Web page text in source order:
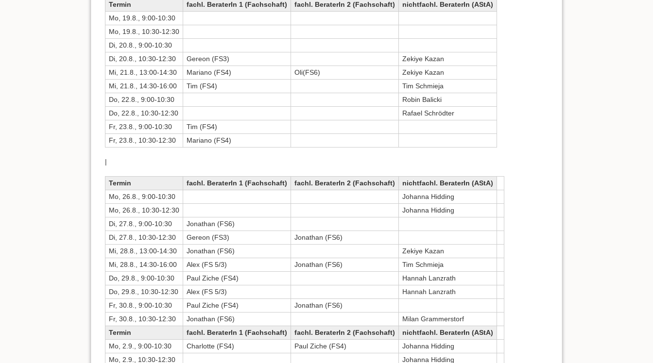
Termin
fachl. BeraterIn 1 (Fachschaft) fachl. BeraterIn 2 (Fachschaft)
nichtfachl. BeraterIn (AStA)
Mo, 19.8., 9:00-10:30
Mo, 19.8., 10:30-12:30
Di, 20.8., 9:00-10:30
Di, 20.8., 10:30-12:30
Gereon (FS3)
Zekiye Kazan
Mi, 21.8., 13:00-14:30
Mariano (FS4) Oli(FS6)
Zekiye Kazan
Mi, 21.8., 14:30-16:00
Tim (FS4)
Tim Schmieja
Do, 22.8., 9:00-10:30
Robin Balicki
Do, 22.8., 10:30-12:30
Rafael Schrödter
Fr, 23.8., 9:00-10:30
Tim (FS4)
Fr, 23.8., 10:30-12:30
Mariano (FS4)
|
Termin fachl. BeraterIn 1 (Fachschaft) fachl. BeraterIn 2 (Fachschaft)
nichtfachl. BeraterIn (AStA)
Mo, 26.8., 9:00-10:30
Johanna Hidding
Mo, 26.8., 10:30-12:30
Johanna Hidding
Di, 27.8., 9:00-10:30
Jonathan (FS6)
Di, 27.8., 10:30-12:30
Gereon (FS3)
Jonathan (FS6)
Mi, 28.8., 13:00-14:30
Jonathan (FS6)
Zekiye Kazan
Mi, 28.8., 14:30-16:00
Alex (FS 5/3) Jonathan (FS6)
Tim Schmieja
Do, 29.8., 9:00-10:30
Paul Ziche (FS4)
Hannah Lanzrath
Do, 29.8., 10:30-12:30
Alex (FS 5/3)
Hannah Lanzrath
Fr, 30.8., 9:00-10:30
Paul Ziche (FS4)
Jonathan (FS6)
Fr, 30.8., 10:30-12:30
Jonathan (FS6)
Milan Grammerstorf
Termin
fachl. BeraterIn 1 (Fachschaft) fachl. BeraterIn 2 (Fachschaft)
nichtfachl. BeraterIn (AStA)
Mo, 2.9., 9:00-10:30
Charlotte (FS4) Paul Ziche (FS4)
Johanna Hidding
Mo, 2.9., 10:30-12:30
Johanna Hidding